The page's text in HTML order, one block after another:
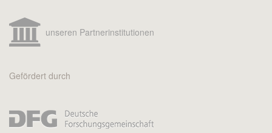
unseren Partnerinstitutionen
Gefördert durch